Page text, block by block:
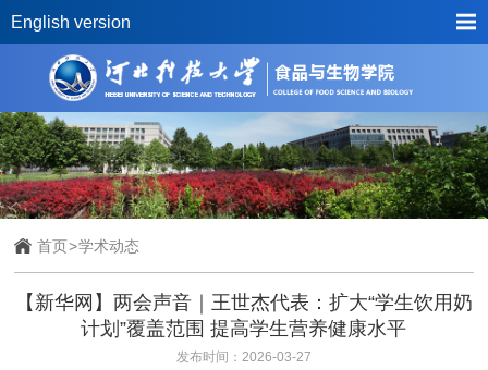
English version
首页>学术动态
【新华网】两会声音｜王世杰代表：扩大“学生饮用奶
计划”覆盖范围 提高学生营养健康水平
发布时间：2026-03-27